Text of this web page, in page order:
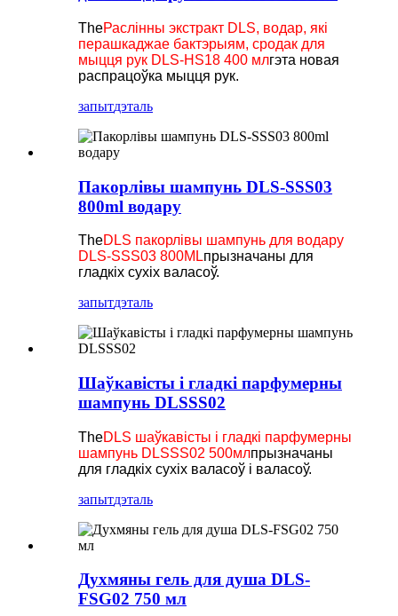
TheРаслінны экстракт DLS, водар, які
перашкаджае бактэрыям, сродак для
мыцця рук DLS-HS18 400 млгэта новая
распрацоўка мыцця рук.
запытдэталь
Пакорлівы шампунь DLS-SSS03
800ml водару
TheDLS пакорлівы шампунь для водару
DLS-SSS03 800MLпрызначаны для
гладкіх сухіх валасоў.
запытдэталь
Шаўкавісты і гладкі парфумерны
шампунь DLSSS02
TheDLS шаўкавісты і гладкі парфумерны
шампунь DLSSS02 500млпрызначаны
для гладкіх сухіх валасоў і валасоў.
запытдэталь
Духмяны гель для душа DLS-
FSG02 750 мл